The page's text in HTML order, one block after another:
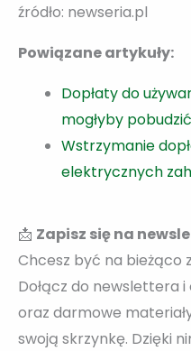
źródło: newseria.pl
Powiązane artykuły:
Dopłaty do
mogłyby
Wstrzymanie
elektrycznych
📩 Zapisz się na
Chcesz być na bieżąco
Dołącz do newslettera
oraz darmowe
swoją skrzynkę. Dzięki